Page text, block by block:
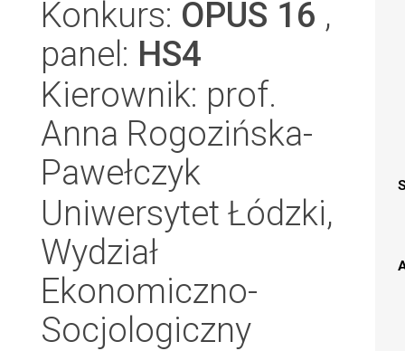
Konkurs: OPUS 16 ,
panel: HS4
Kierownik: prof.
Anna Rogozińska-
Pawełczyk
Uniwersytet Łódzki,
Wydział
Ekonomiczno-
Socjologiczny